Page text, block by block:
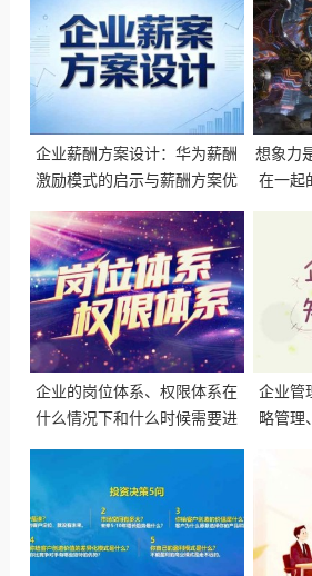
企业薪酬方案设计：华为薪酬
激励模式的启示与薪酬方案优
化思路
想象力
在一起
企业的岗位体系、权限体系在
什么情况下和什么时候需要进
企业管
略管理
理、